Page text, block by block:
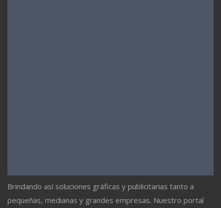
Brindando así soluciones gráficas y publicitarias tanto a
pequeñas, medianas y grandes empresas. Nuestro portal